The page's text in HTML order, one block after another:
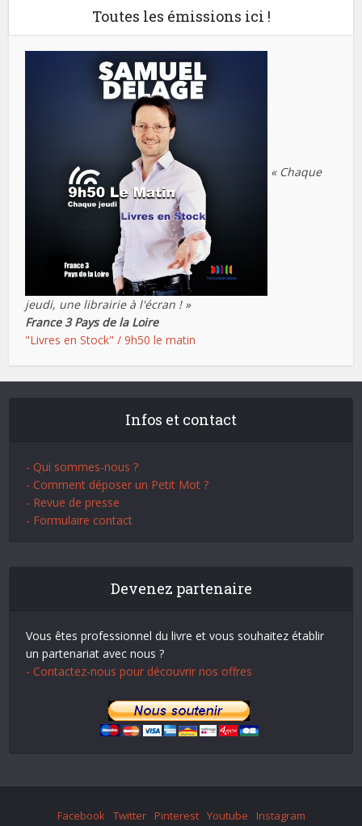
Toutes les émissions ici !
« Chaque
jeudi, une librairie à l'écran ! »
France 3 Pays de la Loire
"Livres en Stock" / 9h50 le matin
Infos et contact
- Qui sommes-nous ?
- Comment déposer un Petit Mot ?
- Revue de presse
- Formulaire contact
Devenez partenaire
Vous êtes professionnel du livre et vous souhaitez établir
un partenariat avec nous ?
- Contactez-nous pour découvrir nos offres
Facebook Twitter Pinterest Youtube Instagram